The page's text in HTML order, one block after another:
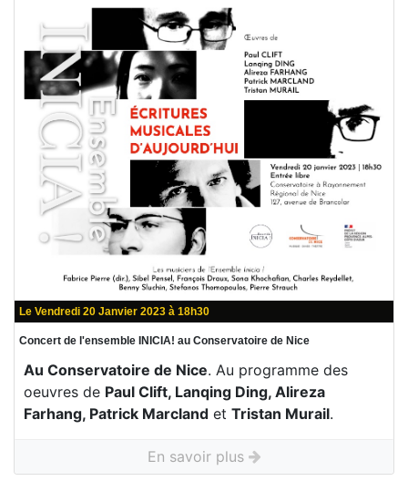
Le Vendredi 20 Janvier 2023 à 18h30
Concert de l'ensemble INICIA! au Conservatoire de Nice
Au Conservatoire de Nice. Au programme des
oeuvres de Paul Clift, Lanqing Ding, Alireza
Farhang, Patrick Marcland et Tristan Murail.
En savoir plus